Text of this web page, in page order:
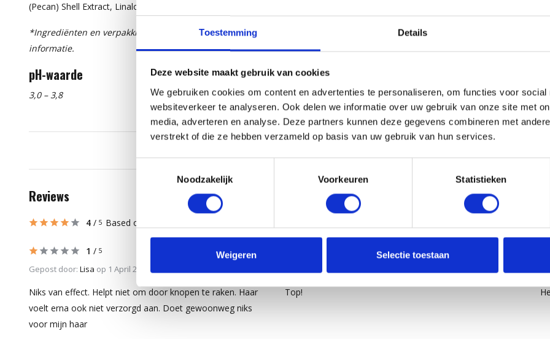
Toestemming Details
Deze website maakt gebruik van cookies
We gebruiken cookies om content en advertenties te personaliseren, om functies voor social
websiteverkeer te analyseren. Ook delen we informatie over uw gebruik van onze site met
media, adverteren en analyse. Deze partners kunnen deze gegevens combineren met
verstrekt of die ze hebben verzameld op basis van uw gebruik van hun services.
Noodzakelijk
Voorkeuren Statistieken
Weigeren Selectie toestaan
(Pecan) Shell Extract, Linalool, Limonene.*
*Ingrediënten en verpakking kunnen wijzigen. Raadpleeg steeds de verpakking voor de meest actuele
informatie.
pH-waarde
3,0 – 3,8
Reviews
4 / 5 Based on 4 reviews
1 / 5
Gepost door: Lisa op 1 April 2026
Niks van effect. Helpt niet om door knopen te raken. Haar
voelt erna ook niet verzorgd aan. Doet gewoonweg niks
voor mijn haar
Gepost door:
Top!